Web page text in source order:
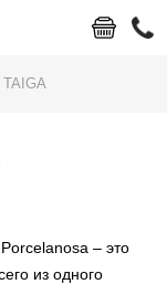
TAIGA
– это
из одного